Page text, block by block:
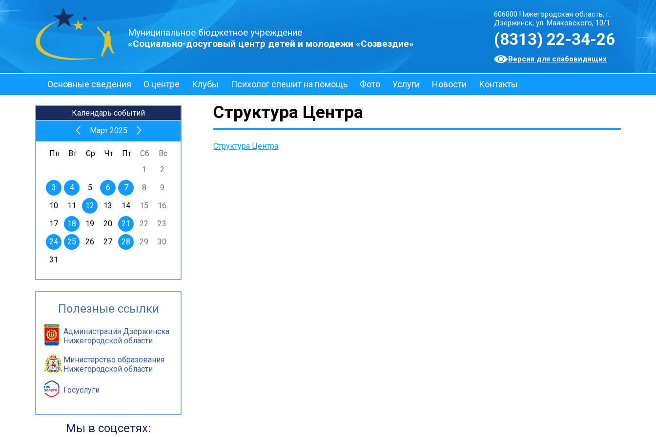
Муниципальное бюджетное учреждение
«Социально-досуговый центр детей и молодежи «Созвездие»
606000 Нижегородская область, г.
Дзержинск, ул. Маяковского, 10/1
(8313) 22-34-26
Версия для слабовидящих
Основные сведения О центре Клубы Психолог спешит на помощь Фото Услуги Новости
Контакты
Календарь событий
Март 2025
Пн Вт Ср Чт Пт Сб
Вс
1
2
3
4 5 6 7 8
9
10
11 12 13 14 15
16
17
18 19 20 21 22
23
24
25 26 27 28 29
30
31
Полезные ссылки
Администрация Дзержинска
Нижегородской области
Министерство образования
Нижегородской области
Госуслуги
Мы в соцсетях:
Структура Центра
Структура Центра